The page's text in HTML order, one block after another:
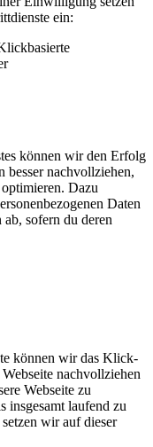
ein:
können wir den Erfolg
besser nachvollziehen,
Dazu
Daten
sofern du deren
können wir das Klick-
nachvollziehen
Webseite zu
insgesamt laufend zu
wir auf dieser